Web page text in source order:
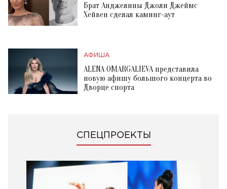
Брат Анджелины Джоли Джеймс
Хейвен сделал каминг-аут
АФИША
ALENA OMARGALIEVA представила
новую афишу большого концерта во
Дворце спорта
СПЕЦПРОЕКТЫ